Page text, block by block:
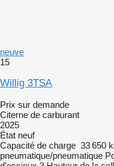
neuve
15
Willig 3TSA
Prix sur demande
Citerne de carburant
2025
État neuf
Capacité de charge 33 650
pneumatique/pneumatique